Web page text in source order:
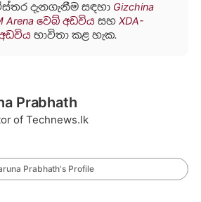
දැනගැනීම සඳහා Gizchina
Arena වෙබ් අඩවියසහ XDA-
අඩවියභාවිතා කළ හැක.
Prabhath
of Technews.lk
Prabhath's Profile